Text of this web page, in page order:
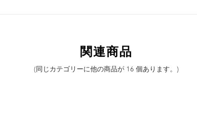
関連商品
(同じカテゴリーに他の商品が 16 個あります。)